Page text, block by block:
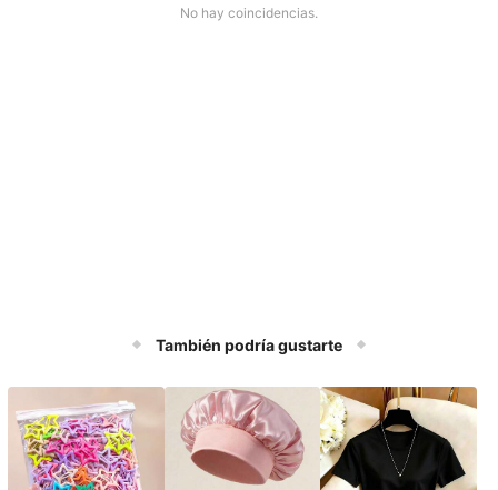
No hay coincidencias.
También podría gustarte